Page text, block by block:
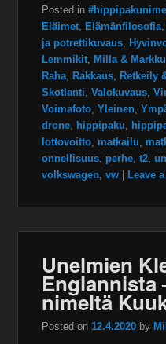
Posted in
Eläimet, Elämänfilosofia,
ja potrettikuvaus,
Lemmikit, Milla & Markku
Raha, Rakkaus, Retkeily
Skotlanti,Valokuvaus,
Voimafoto,Yleinen,
drone, hippipaku,
lottovoitto, matkailu,
onnellisuus, perhe,t2,
volkswagen,vw Leave
Unelmien
Englannista
nimeltä
Posted on12.4.2020 by